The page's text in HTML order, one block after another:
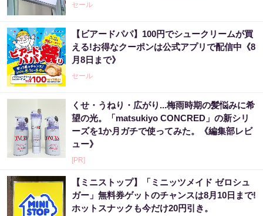
セール
【ビアードパパ】100円でシュークリームが買
える!お得なクーポンは公式アプリで配信中《8
月8日まで》
セール
くせ・うねり・広がり...梅雨時期の髪悩みに希
望の光。「matsukiyo CONCRED」の新シリ
ーズを1か月ガチで使ってみた。《編集部レビ
ュー》
[PR]
【ミニストップ】「ミニッツメイド ゼロシュ
ガー」無料券ゲットのチャンスは8月10日まで!
ホットスナックも今だけ20円引き。